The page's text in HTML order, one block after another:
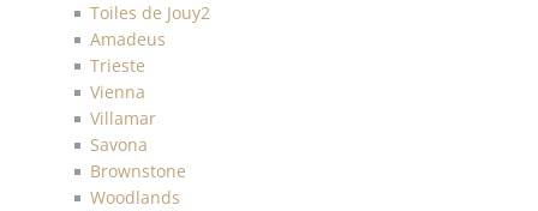
Toiles de Jouy2
Amadeus
Trieste
Vienna
Villamar
Savona
Brownstone
Woodlands